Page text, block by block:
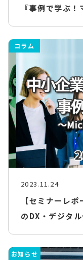
『事例で学ぶ
コラム
2023.11.24
【セミナーレ
のDX・デジタ
お知らせ